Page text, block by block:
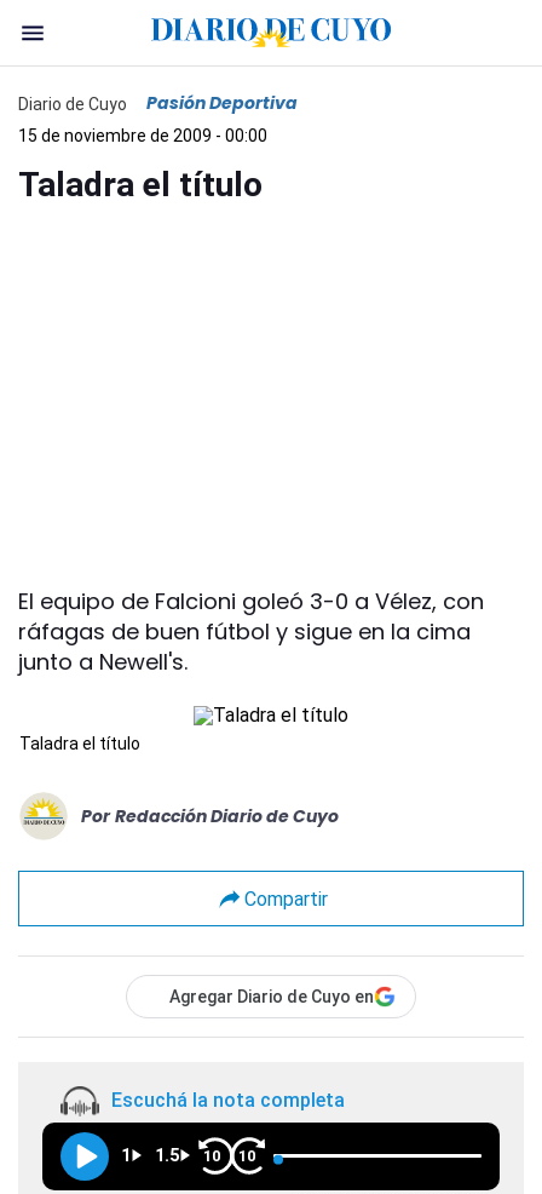
Diario de Cuyo Pasión Deportiva
15 de noviembre de 2009 - 00:00
Taladra el título
El equipo de Falcioni goleó 3-0 a Vélez, con
ráfagas de buen fútbol y sigue en la cima
junto a Newell's.
Taladra el título
Por Redacción Diario de Cuyo
Compartir
Agregar Diario de Cuyo en
Escuchá la nota completa
1 1.5 10 10